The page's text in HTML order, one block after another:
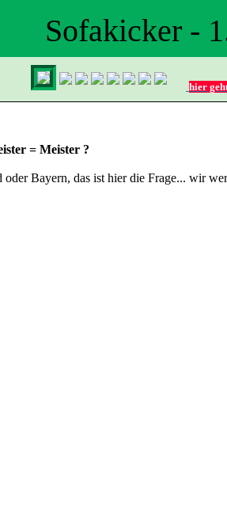
Sofakicker -
hier
= Meister ?
oder Bayern, das ist hier die Frage... wir